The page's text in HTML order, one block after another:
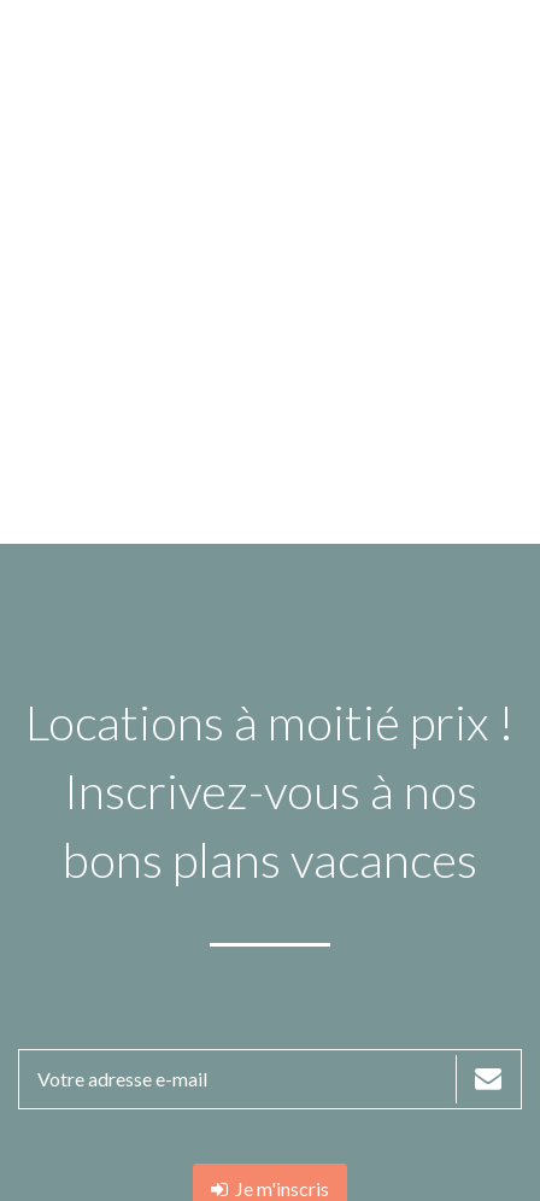
Locations à moitié prix !
Inscrivez-vous à nos
bons plans vacances
Je m'inscris